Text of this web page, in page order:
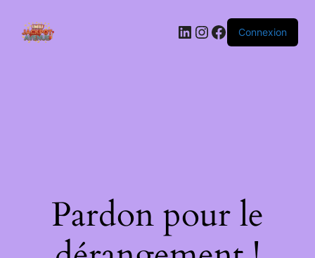
LinkedIn
Instagram
Facebook
Connexion
Pardon pour le